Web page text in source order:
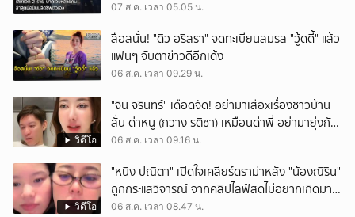
07 ส.ค. เวลา 05.05 น.
ลือสนั่น! "ดิว อริสรา" จดทะเบียนสมรส "วู้ดดี้" แล้ว
แฟนๆ จับตาข่าวดีอีกเด้ง
06 ส.ค. เวลา 09.29 น.
วิดีโอ
ั่"จิน จรินทร์" เดือดจัด! อย่ามาเสือxเรื่องชาวบ้าน
ลั่น ด่าหนู (กวาง รติชา) เหมือนด่าพี่ อย่ามายุ่งกับ
คนของผม จบ!!!
06 ส.ค. เวลา 09.16 น.
วิดีโอ
"หนิง ปณิตา" เปิดใจเคลียร์ดราม่าหลัง "น้องณิริน"
ถูกกระแสวิจารณ์ จากคลิปไลฟ์สดไม่อยากเกิดมา
หน้าเหมือนพ่อ
06 ส.ค. เวลา 08.47 น.